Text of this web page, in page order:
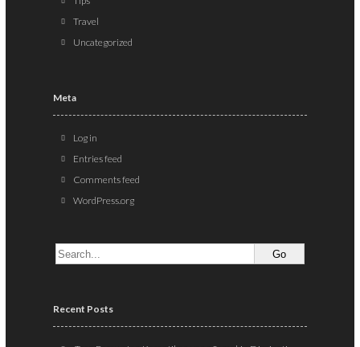
Travel
Uncategorized
Meta
Log in
Entries feed
Comments feed
WordPress.org
Recent Posts